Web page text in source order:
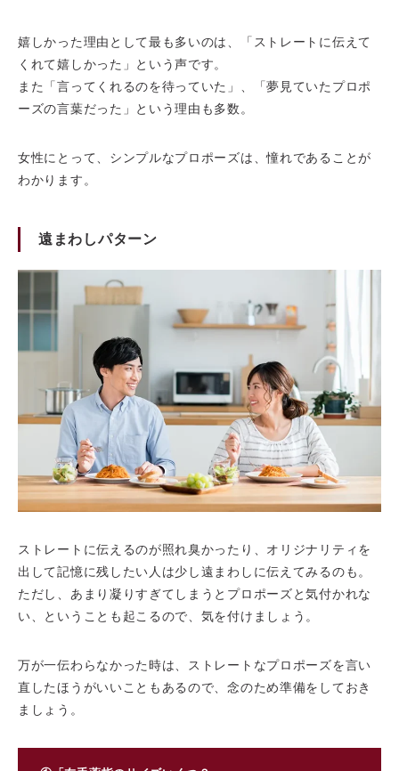
嬉しかった理由として最も多いのは、「ストレートに伝えて
くれて嬉しかった」という声です。
また「言ってくれるのを待っていた」、「夢⾒ていたプロポ
ーズの言葉だった」という理由も多数。
⼥性にとって、シンプルなプロポーズは、憧れであることが
わかります。
遠まわしパターン
ストレートに伝えるのが照れ臭かったり、オリジナリティを
出して記憶に残したい人は少し遠まわしに伝えてみるのも。
ただし、あまり凝りすぎてしまうとプロポーズと気付かれな
い、ということも起こるので、気を付けましょう。
万が一伝わらなかった時は、ストレートなプロポーズを言い
直したほうがいいこともあるので、念のため準備をしておき
ましょう。